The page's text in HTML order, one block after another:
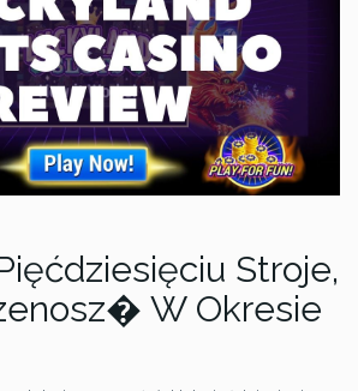
Stroje,
W Okresie